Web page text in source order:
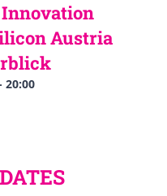
Austria
20:00